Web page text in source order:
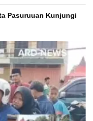
Pasuruuan Kunjungi